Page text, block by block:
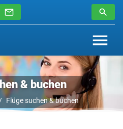
& buchen
Flüge suchen & buchen